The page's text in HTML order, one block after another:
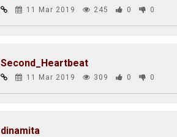
11 Mar 2019 245 0 0
Second_Heartbeat
11 Mar 2019 309 0 0
dinamita